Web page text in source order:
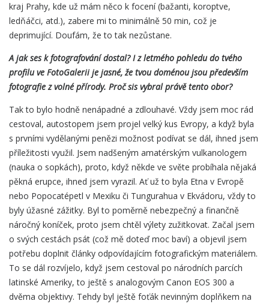
kraj Prahy, kde už mám něco k focení (bažanti, koroptve,
ledňáčci, atd.), zabere mi to minimálně 50 min, což je
deprimující. Doufám, že to tak nezůstane.
A jak ses k fotografování dostal? I z letmého pohledu do tvého
profilu ve FotoGalerii je jasné, že tvou doménou jsou především
fotografie z volné přírody. Proč sis vybral právě tento obor?
Tak to bylo hodně nenápadné a zdlouhavé. Vždy jsem moc rád
cestoval, autostopem jsem projel velký kus Evropy, a když byla
s prvními vydělanými penězi možnost podívat se dál, ihned jsem
příležitosti využil. Jsem nadšeným amatérským vulkanologem
(nauka o sopkách), proto, když někde ve světe probíhala nějaká
pěkná erupce, ihned jsem vyrazil. Ať už to byla Etna v Evropě
nebo Popocatépetl v Mexiku či Tungurahua v Ekvádoru, vždy to
byly úžasné zážitky. Byl to poměrně nebezpečný a finančně
náročný koníček, proto jsem chtěl výlety zužitkovat. Začal jsem
o svých cestách psát (což mě doteď moc baví) a objevil jsem
potřebu doplnit články odpovídajícím fotografickým materiálem.
To se dál rozvíjelo, když jsem cestoval po národních parcích
latinské Ameriky, to ještě s analogovým Canon EOS 300 a
dvěma objektivy. Tehdy byl ještě foťák nevinným doplňkem na